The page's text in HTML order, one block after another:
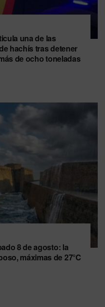
una de las
hachís tras detener
de ocho toneladas
8 de agosto: la
máximas de 27°C